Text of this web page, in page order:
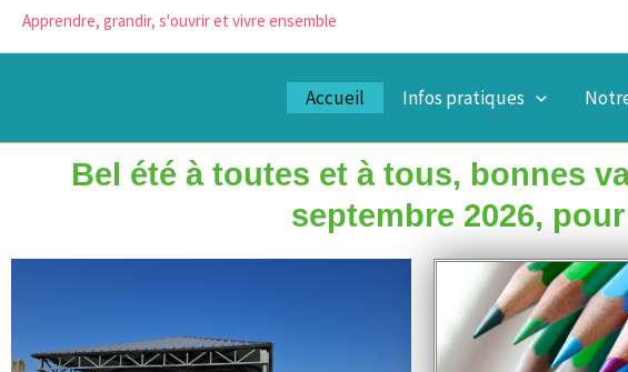
Apprendre, grandir, s'ouvrir et vivre ensemble
Accueil Infos pratiques
Bel été à toutes et à tous, bonnes
septembre 2026,